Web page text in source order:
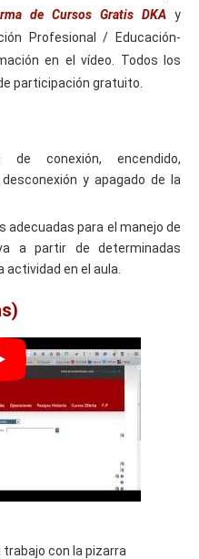
de Cursos Gratis DKA y
Profesional / Educación-
en el vídeo. Todos los
participación gratuito.
de conexión, encendido,
y apagado de la
adecuadas para el manejo de
a partir de determinadas
en el aula.
trabajo con la pizarra